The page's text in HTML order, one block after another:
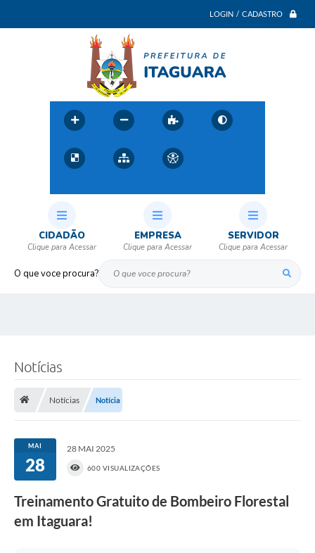
LOGIN / CADASTRO
O que voce procura?
CIDADÃO EMPRESA SERVIDOR
Notícias
Notícias Notícia
MAI
28
28 MAI 2025
600 VISUALIZAÇÕES
Treinamento Gratuito de Bombeiro Florestal
em Itaguara!